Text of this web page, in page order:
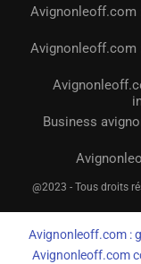
Avignonleoff.com
Avignonleoff.com
Business
@2023 - Tous droits
Avignonleoff.com :
Avignonleoff.com